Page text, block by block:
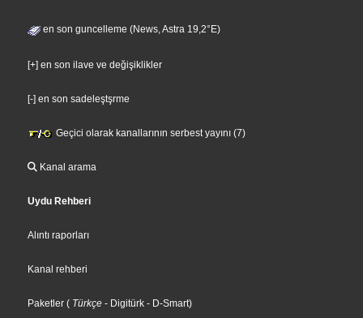
en son guncelleme (News, Astra 19,2°E)
[+] en son ilave ve değişiklikler
[-] en son sadeleştşrme
Geçici olarak kanallarının serbest yayını (7)
Kanal arama
Uydu Rehberi
Alıntı raporları
Kanal rehberi
Paketler ( Türkçe - Digitürk - D-Smart)